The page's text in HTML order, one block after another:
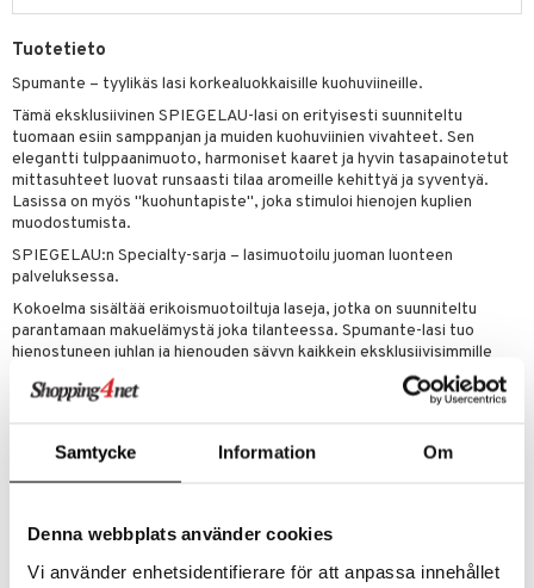
Samtycke Information Om
Denna webbplats använder cookies
Vi använder enhetsidentifierare för att anpassa innehållet
Tuotetieto
Spumante – tyylikäs lasi korkealuokkaisille kuohuviineille.
Tämä eksklusiivinen SPIEGELAU-lasi on erityisesti suunniteltu
tuomaan esiin samppanjan ja muiden kuohuviinien vivahteet. Sen
elegantti tulppaanimuoto, harmoniset kaaret ja hyvin tasapainotetut
mittasuhteet luovat runsaasti tilaa aromeille kehittyä ja syventyä.
Lasissa on myös "kuohuntapiste", joka stimuloi hienojen kuplien
muodostumista.
SPIEGELAU:n Specialty-sarja – lasimuotoilu juoman luonteen
palveluksessa.
Kokoelma sisältää erikoismuotoiltuja laseja, jotka on suunniteltu
parantamaan makuelämystä joka tilanteessa. Spumante-lasi tuo
hienostuneen juhlan ja hienouden sävyn kaikkein eksklusiivisimmille
kuohuviineillesi.
Tuote on koneellisesti valmistettu. Pieniä mittapoikkeamia voi
konepesun.
ITZ36-2-XX
säilytys
tekstiilit
& Tyynyliinat
& Peitot
& Koukut
& Korit
& Veistokset
Art
& Lyhdyt
& Hyllyt
& Koukut
& Korit
tekstiilit
tekstiilit
& Tyynyliinat
ruokinta
& Lyhdyt
& vastauksia